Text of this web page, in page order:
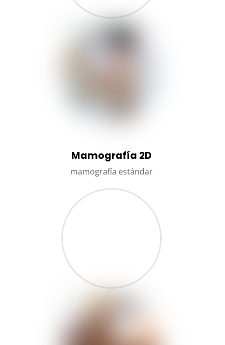
Mamografía 2D
mamografía estándar